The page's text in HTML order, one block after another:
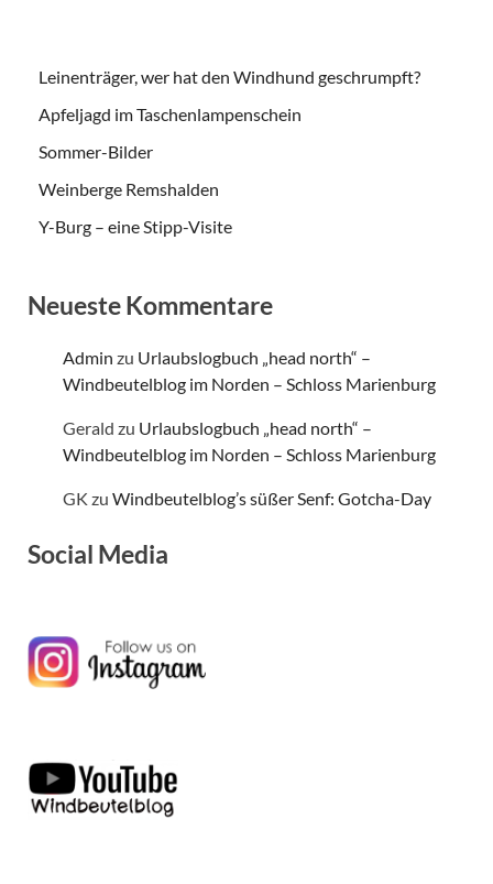
Leinenträger, wer hat den Windhund geschrumpft?
Apfeljagd im Taschenlampenschein
Sommer-Bilder
Weinberge Remshalden
Y-Burg – eine Stipp-Visite
Neueste Kommentare
Admin zu Urlaubslogbuch „head north“ –
Windbeutelblog im Norden – Schloss Marienburg
Gerald zu Urlaubslogbuch „head north“ –
Windbeutelblog im Norden – Schloss Marienburg
GK zu Windbeutelblog’s süßer Senf: Gotcha-Day
Social Media